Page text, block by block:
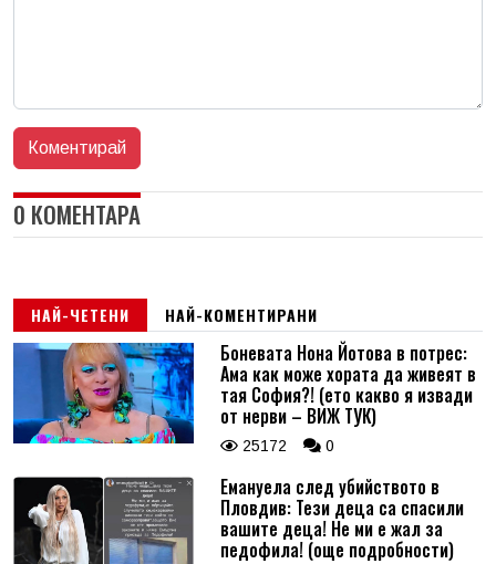
0 КОМЕНТАРА
НАЙ-ЧЕТЕНИ НАЙ-КОМЕНТИРАНИ
Боневата Нона Йотова в потрес:
Ама как може хората да живеят в
тая София?! (ето какво я извади
от нерви – ВИЖ ТУК)
25172 0
Емануела след убийството в
Пловдив: Тези деца са спасили
вашите деца! Не ми е жал за
педофила! (още подробности)